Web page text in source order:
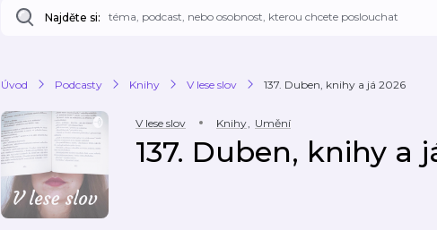
Najděte si:
Úvod Podcasty Knihy V lese slov 137. Duben, knihy a já 2026
V lese slov Knihy, Umění
137. Duben, knihy a